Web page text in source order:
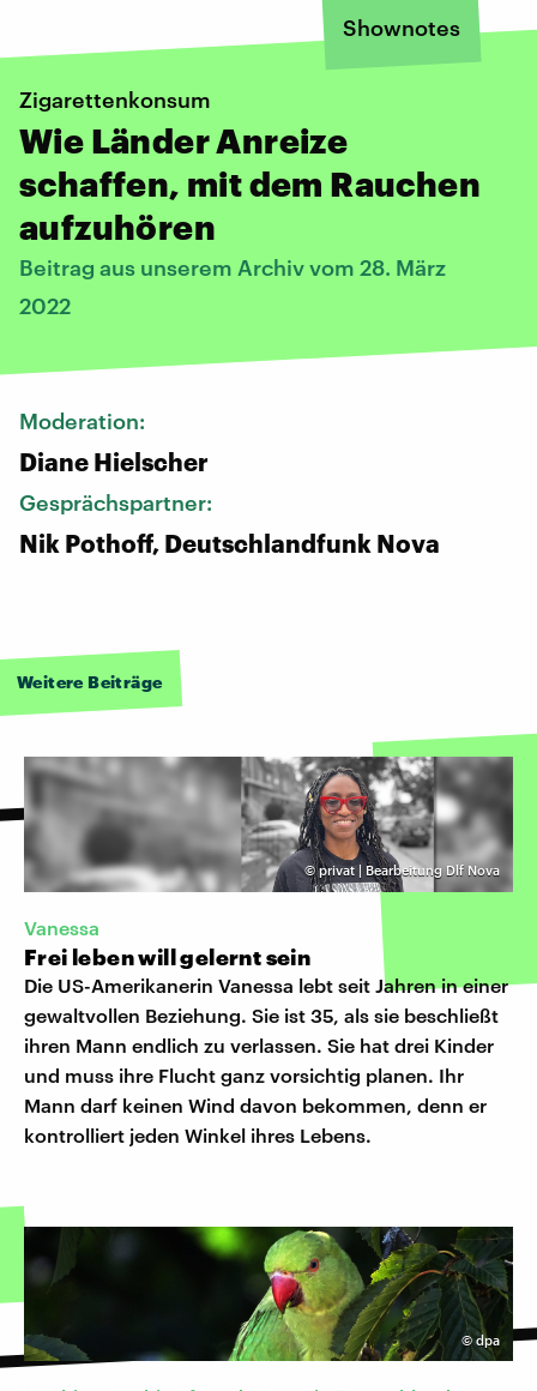
Shownotes
Zigarettenkonsum
Wie Länder Anreize
schaffen, mit dem Rauchen
aufzuhören
Beitrag aus unserem Archiv vom 28. März
2022
Moderation:
Diane Hielscher
Gesprächspartner:
Nik Pothoff, Deutschlandfunk Nova
Weitere Beiträge
©privat | Bearbeitung Dlf Nova
Vanessa
Frei leben will gelernt sein
Die US-Amerikanerin Vanessa lebt seit Jahren in einer
gewaltvollen Beziehung. Sie ist 35, als sie beschließt
ihren Mann endlich zu verlassen. Sie hat drei Kinder
und muss ihre Flucht ganz vorsichtig planen. Ihr
Mann darf keinen Wind davon bekommen, denn er
kontrolliert jeden Winkel ihres Lebens.
©dpa